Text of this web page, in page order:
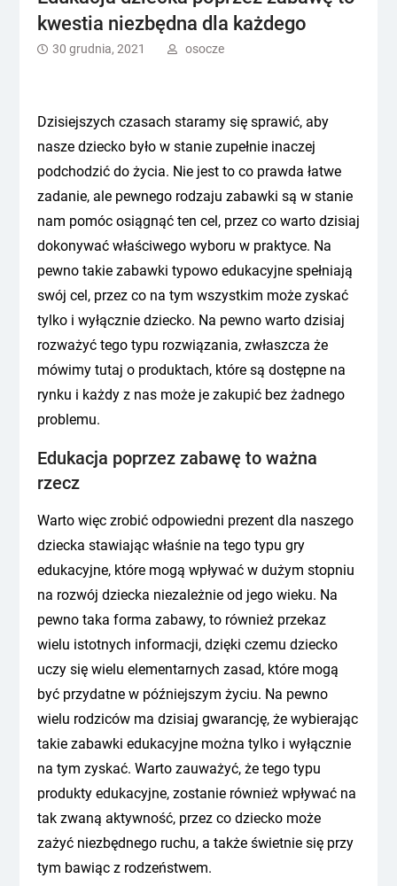
kwestia niezbędna dla każdego
30 grudnia, 2021 osocze
Dzisiejszych czasach staramy się sprawić, aby
nasze dziecko było w stanie zupełnie inaczej
podchodzić do życia. Nie jest to co prawda łatwe
zadanie, ale pewnego rodzaju zabawki są w stanie
nam pomóc osiągnąć ten cel, przez co warto dzisiaj
dokonywać właściwego wyboru w praktyce. Na
pewno takie zabawki typowo edukacyjne spełniają
swój cel, przez co na tym wszystkim może zyskać
tylko i wyłącznie dziecko. Na pewno warto dzisiaj
rozważyć tego typu rozwiązania, zwłaszcza że
mówimy tutaj o produktach, które są dostępne na
rynku i każdy z nas może je zakupić bez żadnego
problemu.
Edukacja poprzez zabawę to ważna
rzecz
Warto więc zrobić odpowiedni prezent dla naszego
dziecka stawiając właśnie na tego typu gry
edukacyjne, które mogą wpływać w dużym stopniu
na rozwój dziecka niezależnie od jego wieku. Na
pewno taka forma zabawy, to również przekaz
wielu istotnych informacji, dzięki czemu dziecko
uczy się wielu elementarnych zasad, które mogą
być przydatne w późniejszym życiu. Na pewno
wielu rodziców ma dzisiaj gwarancję, że wybierając
takie zabawki edukacyjne można tylko i wyłącznie
na tym zyskać. Warto zauważyć, że tego typu
produkty edukacyjne, zostanie również wpływać na
tak zwaną aktywność, przez co dziecko może
zażyć niezbędnego ruchu, a także świetnie się przy
tym bawiąc z rodzeństwem.